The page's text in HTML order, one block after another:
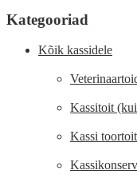
Kategooriad
Kõik kassidele
Kassitoit
Kassi toortoit